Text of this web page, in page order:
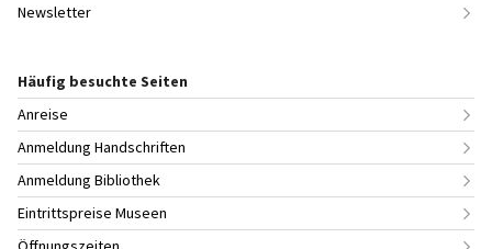
Newsletter
Häufig besuchte Seiten
Anreise
Anmeldung Handschriften
Anmeldung Bibliothek
Eintrittspreise Museen